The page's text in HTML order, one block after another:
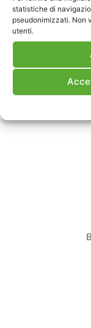
statistiche di
pseudonimizzati. Non
utenti.